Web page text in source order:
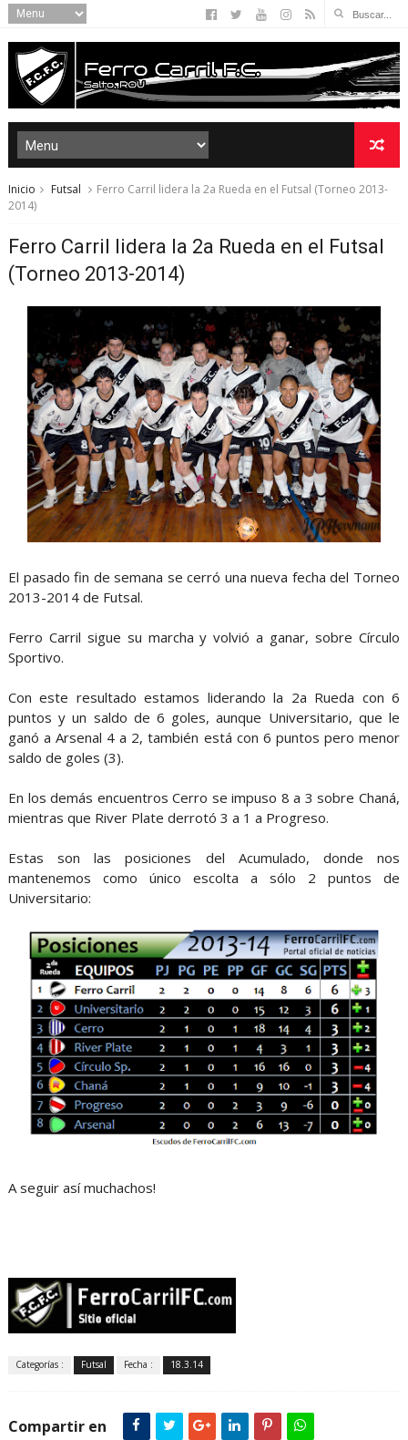
Inicio Futsal
Ferro Carril lidera la 2a Rueda en el Futsal (Torneo 2013-
2014)
Ferro Carril lidera la 2a Rueda en el Futsal
(Torneo 2013-2014)
El pasado fin de semana se cerró una nueva fecha del Torneo
2013-2014 de Futsal.
Ferro Carril sigue su marcha y volvió a ganar, sobre Círculo
Sportivo.
Con este resultado estamos liderando la 2a Rueda con 6
puntos y un saldo de 6 goles, aunque Universitario, que le
ganó a Arsenal 4 a 2, también está con 6 puntos pero menor
saldo de goles (3).
En los demás encuentros Cerro se impuso 8 a 3 sobre Chaná,
mientras que River Plate derrotó 3 a 1 a Progreso.
Estas son las posiciones del Acumulado, donde nos
mantenemos como único escolta a sólo 2 puntos de
Universitario:
A seguir así muchachos!
Categorías : Futsal Fecha : 18.3.14
Compartir en